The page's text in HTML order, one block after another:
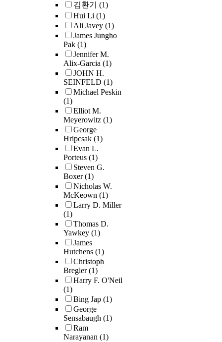
김환기 (1)
Hui Li (1)
Ali Javey (1)
James Jungho
Pak (1)
Jennifer M.
Alix-Garcia (1)
JOHN H.
SEINFELD (1)
Michael Peskin
(1)
Elliot M.
Meyerowitz (1)
George
Hripcsak (1)
Evan L.
Porteus (1)
Steven G.
Boxer(1)
Nicholas W.
McKeown (1)
Larry D. Miller
(1)
Thomas D.
Yawkey (1)
James
Hutchens (1)
Christoph
Bregler(1)
Harry F. O'Neil
(1)
Bing Jap (1)
George
Sensabaugh (1)
Ram
Narayanan (1)